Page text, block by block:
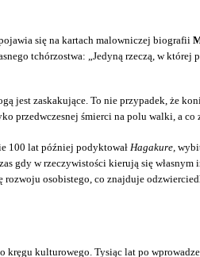
się na kartach malowniczej biografii
tchórzostwa: „Jedyną rzeczą, w
jest zaskakujące. To nie przypadek, że
przedwczesnej śmierci na polu walki, a
100 lat później podyktował Hagakure,
gdy w rzeczywistości kierują się
osobistego, co znajduje
kulturowego. Tysiąc lat po